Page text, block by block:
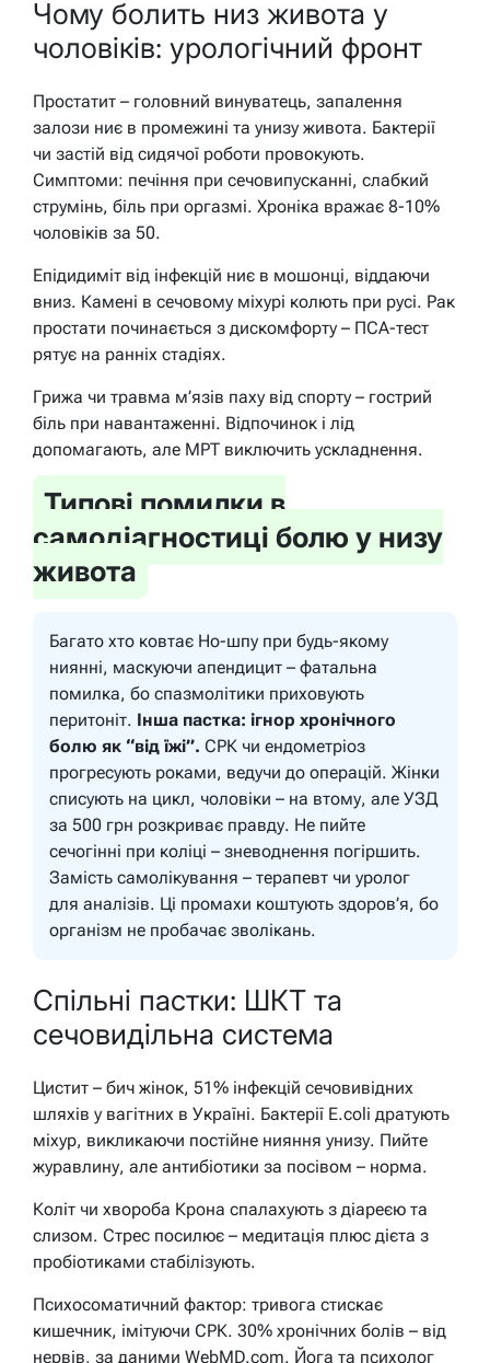
Чому болить низ живота у
чоловіків: урологічний фронт
Простатит – головний винуватець, запалення
залози ниє в промежині та унизу живота. Бактерії
чи застій від сидячої роботи провокують.
Симптоми: печіння при сечовипусканні, слабкий
струмінь, біль при оргазмі. Хроніка вражає 8-10%
чоловіків за 50.
Епідидиміт від інфекцій ниє в мошонці, віддаючи
вниз. Камені в сечовому міхурі колють при русі. Рак
простати починається з дискомфорту – ПСА-тест
рятує на ранніх стадіях.
Грижа чи травма м’язів паху від спорту – гострий
біль при навантаженні. Відпочинок і лід
допомагають, але МРТ виключить ускладнення.
Типові помилки в
самодіагностиці болю у низу
живота
Багато хто ковтає Но-шпу при будь-якому
ниянні, маскуючи апендицит – фатальна
помилка, бо спазмолітики приховують
перитоніт. Інша пастка: ігнор хронічного
болю як “від їжі”. СРК чи ендометріоз
прогресують роками, ведучи до операцій. Жінки
списують на цикл, чоловіки – на втому, але УЗД
за 500 грн розкриває правду. Не пийте
сечогінні при коліці – зневоднення погіршить.
Замість самолікування – терапевт чи уролог
для аналізів. Ці промахи коштують здоров’я, бо
організм не пробачає зволікань.
Спільні пастки: ШКТ та
сечовидільна система
Цистит – бич жінок, 51% інфекцій сечовивідних
шляхів у вагітних в Україні. Бактерії E.coli дратують
міхур, викликаючи постійне нияння унизу. Пийте
журавлину, але антибіотики за посівом – норма.
Коліт чи хвороба Крона спалахують з діареєю та
слизом. Стрес посилює – медитація плюс дієта з
пробіотиками стабілізують.
Психосоматичний фактор: тривога стискає
кишечник, імітуючи СРК. 30% хронічних болів – від
нервів, за даними WebMD.com. Йога та психолог